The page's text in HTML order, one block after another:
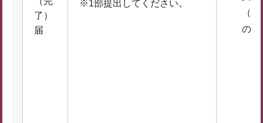
了）
届
※1部提出してください。
（
の場